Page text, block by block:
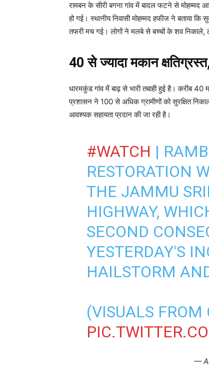
रामबन के सीरी बगना गांव में बादल फटने से मोहम्मद
हो गई। स्थानीय निवासी मोहम्मद हफीज ने बताया
तफरी मच गई। लोगों ने मलबे से बच्चों के शव
40 से ज्यादा मकान
धारमकुंड गांव में बाढ़ से भारी तबाही हुई है। करीब 40
प्रशासन ने 100 से अधिक ग्रामीणों को सुरक्षित
आवश्यक सहायता प्रदान की जा रही है।
#WATCH |
RESTORATION
THE JAMMU
HIGHWAY,
SECOND
YESTERDAY'S
HAILSTORM
(VISUALS
—